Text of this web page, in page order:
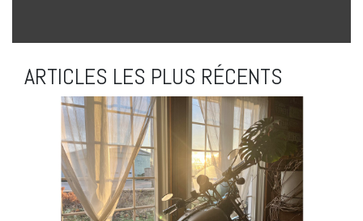
ARTICLES LES PLUS RÉCENTS